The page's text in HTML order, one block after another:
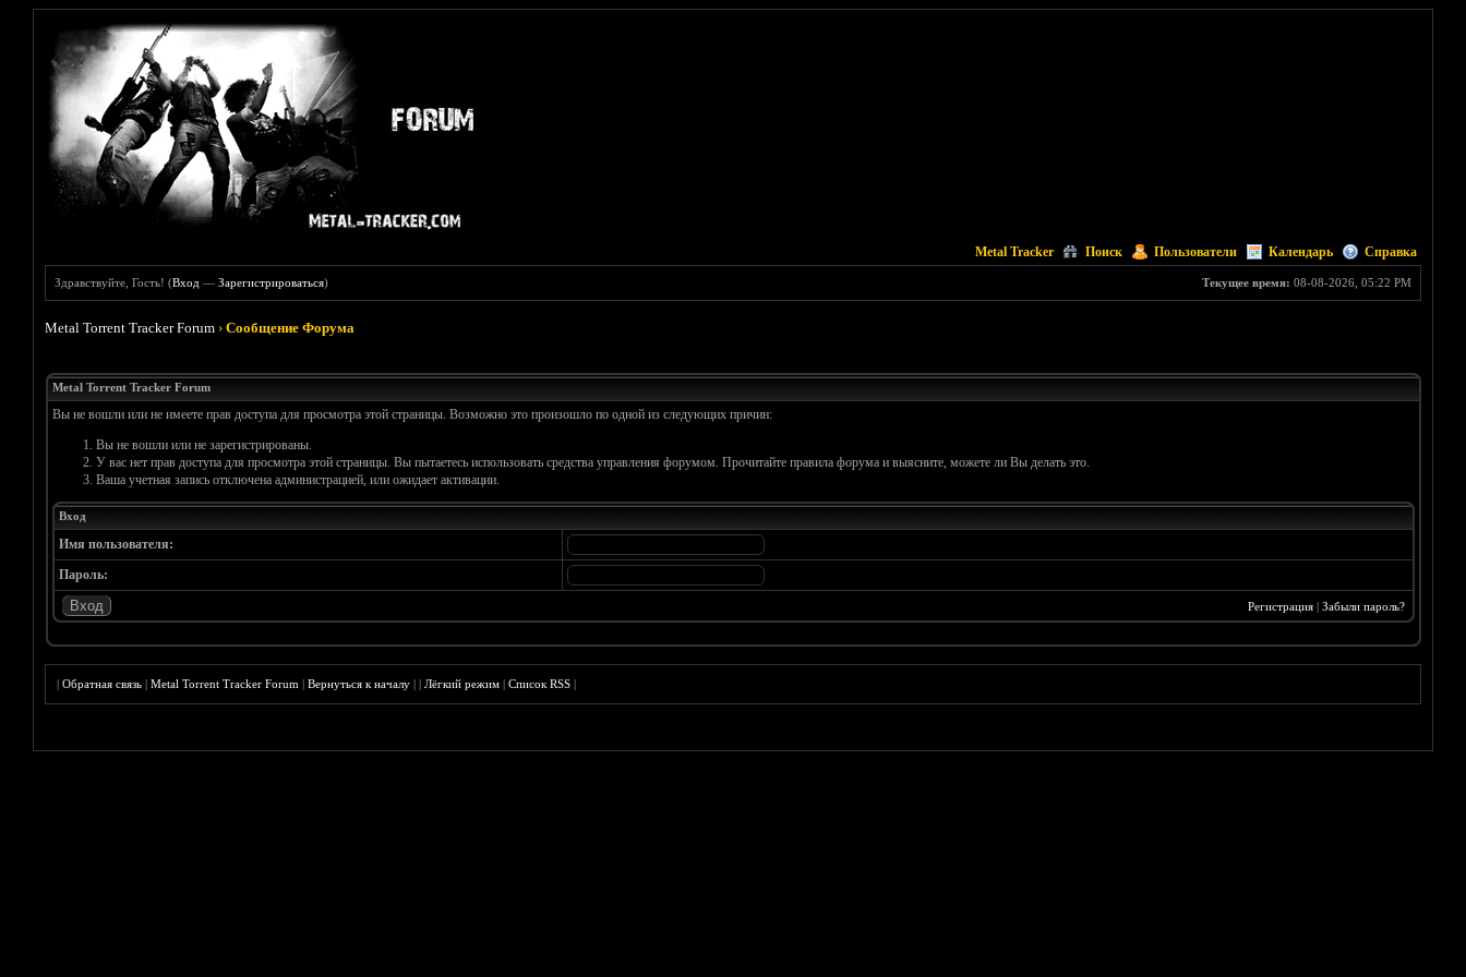
Metal Tracker Поиск Пользователи Календарь Справка
Текущее время: 08-08-2026, 05:22 PM
Здравствуйте, Гость! (Вход —Зарегистрироваться)
Metal Torrent Tracker Forum ›Сообщение Форума
Metal Torrent Tracker Forum
Вы не вошли или не имеете прав доступа для просмотра этой страницы. Возможно это произошло по одной из следующих причин:
Вы не вошли или не зарегистрированы.
У вас нет прав доступа для просмотра этой страницы. Вы пытаетесь использовать средства управления форумом. Прочитайте правила форума и выясните, можете ли Вы делать это.
Ваша учетная запись отключена администрацией, или ожидает активации.
Вход
Имя пользователя:
Пароль:
Регистрация| Забыли пароль?
|Обратная связь |Metal Torrent Tracker Forum |Вернуться к началу ||Лёгкий режим |Список RSS |